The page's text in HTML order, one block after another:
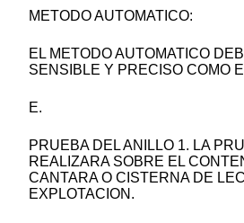
METODO AUTOMATICO:
EL METODO AUTOMATICO
SENSIBLE Y PRECISO COMO
E.
PRUEBA DEL ANILLO 1. LA
REALIZARA SOBRE EL
CANTARA O CISTERNA DE
EXPLOTACION.